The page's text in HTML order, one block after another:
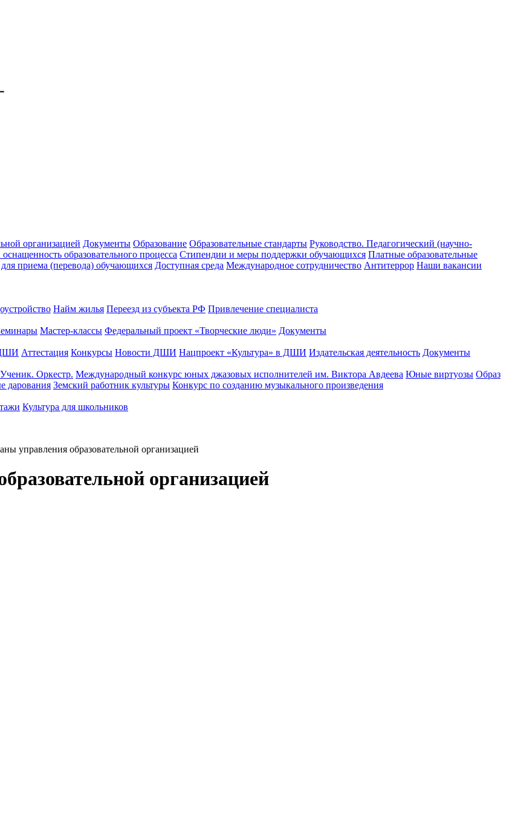
организацией Документы Образование Образовательные стандарты Руководство. Педагогический (научно-
образовательного процесса Стипендии и меры поддержки обучающихся Платные образовательные
приема (перевода) обучающихся Доступная среда Международное сотрудничество Антитеррор Наши вакансии
Найм жилья Переезд из субъекта РФ Привлечение специалиста
Мастер-классы Федеральный проект «Творческие люди» Документы
ДШИ Аттестация Конкурсы Новости ДШИ Нацпроект «Культура» в ДШИ Издательская деятельность Документы
Оркестр. Международный конкурс юных джазовых исполнителей им. Виктора Авдеева Юные виртуозы Образ
дарования Земский работник культуры Конкурс по созданию музыкального произведения
Культура для школьников
управления образовательной организацией
организацией